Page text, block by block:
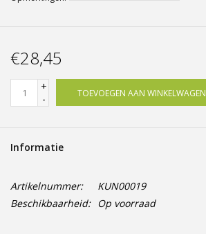
€28,45
+
-
TOEVOEGEN AAN WINKELWAGEN
Informatie
Artikelnummer:
KUN00019
Beschikbaarheid: Op voorraad